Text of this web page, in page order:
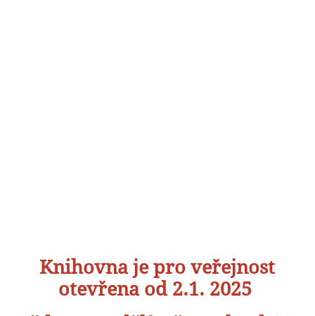
Knihovna je pro veřejnost
otevřena od 2.1. 2025